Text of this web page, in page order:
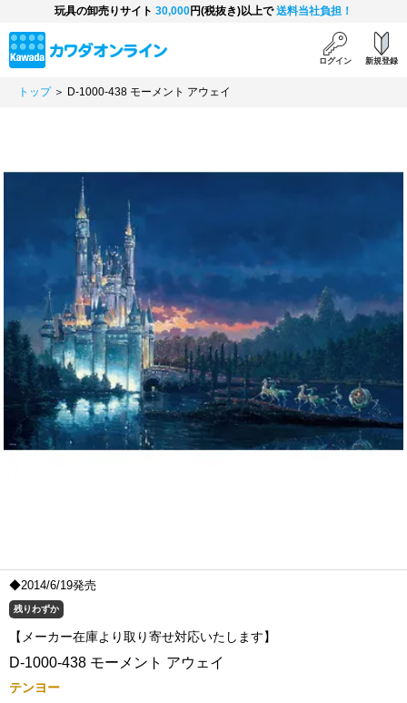
玩具の卸売りサイト 30,000円(税抜き)以上で送料当社負担！
ログイン 新規登録
トップ＞ D-1000-438 モーメント アウェイ
◆2014/6/19発売
残りわずか
【メーカー在庫より取り寄せ対応いたします】
D-1000-438 モーメント アウェイ
テンヨー